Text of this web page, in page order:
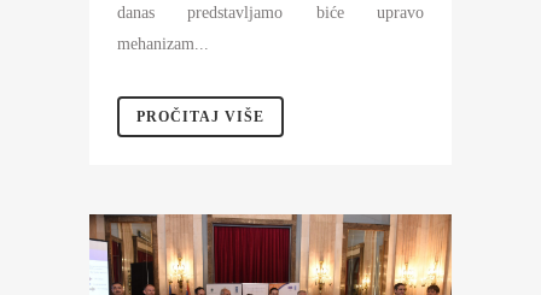
danas predstavljamo biće upravo
mehanizam...
PROČITAJ VIŠE